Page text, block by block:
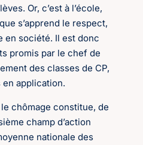
Or, c’est à l’école,
s’apprend le respect,
en société. Il est donc
promis par le chef de
des classes de CP,
application.
chômage constitue, de
champ d’action
nationale des